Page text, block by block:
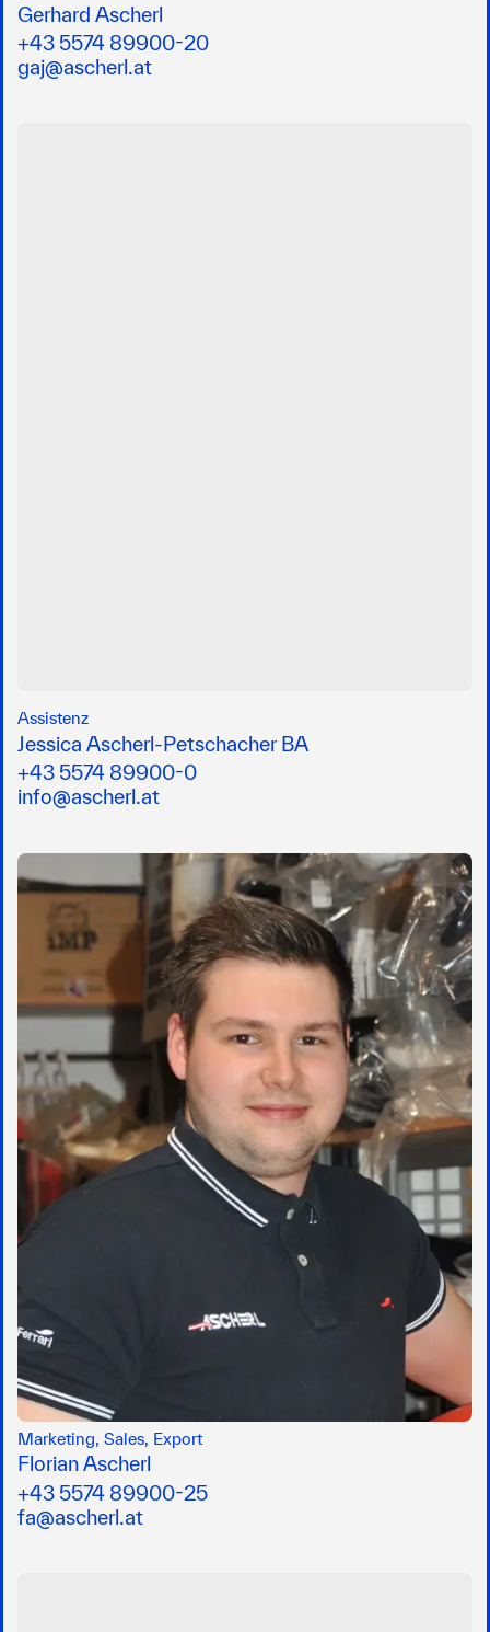
Gerhard Ascherl
+43 5574 89900-20
gaj@ascherl.at
Assistenz
Jessica Ascherl-Petschacher BA
+43 5574 89900-0
info@ascherl.at
Marketing, Sales, Export
Florian Ascherl
+43 5574 89900-25
fa@ascherl.at